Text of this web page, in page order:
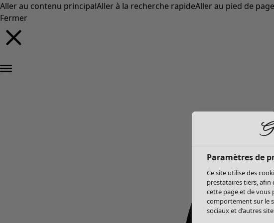
Aller au contenu principalAller à la recherche rapideAller au pied de page
Fermer
Paramètres de
Ce site utilise des
prestataires tiers, afin
cette page et de vous
comportement sur le
sociaux et d’autres